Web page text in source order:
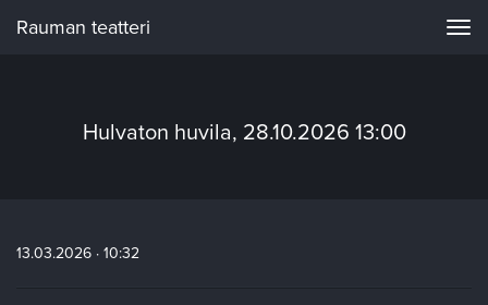
Rauman teatteri
Hulvaton huvila, 28.10.2026 13:00
13.03.2026 · 10:32